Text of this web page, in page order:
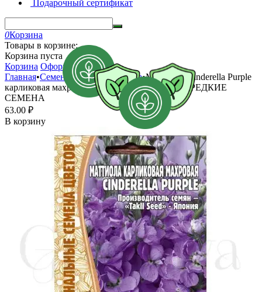
Подарочный сертификат
0Корзина
Товары в корзине:
Корзина пуста
Корзина Оформить заказ
Главная•Семена •Цветы Маттиола•Маттиола Cinderella Purple
карликовая махровая Синдерелла Парпл 5 шт РЕДКИЕ
СЕМЕНА
63.00 ₽
В корзину